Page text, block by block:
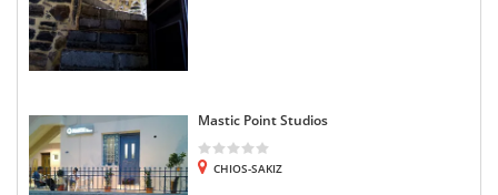
Mastic Point Studios
CHIOS-SAKIZ